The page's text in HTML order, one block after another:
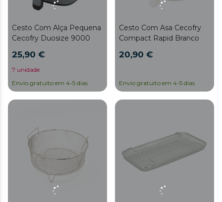
Cesto Com Alça Pequena
Cecofry Duosize 9000
25,90 €
7 unidade
Envio gratuito em 4-5 dias
Cesto Com Asa Cecofry
Compact Rapid Branco
20,90 €
Envio gratuito em 4-5 dias